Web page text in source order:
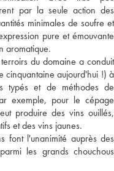
par la seule action des
minimales de soufre et
pure et émouvante
aromatique.
du domaine a conduit
cinquantaine aujourd'hui !) à
typés et de méthodes de
exemple, pour le cépage
produire des vins ouillés,
et des vins jaunes.
font l'unanimité auprès des
les grands chouchous